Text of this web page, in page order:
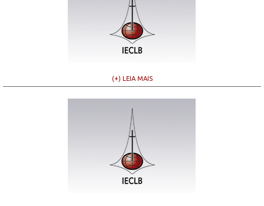
(+) LEIA MAIS